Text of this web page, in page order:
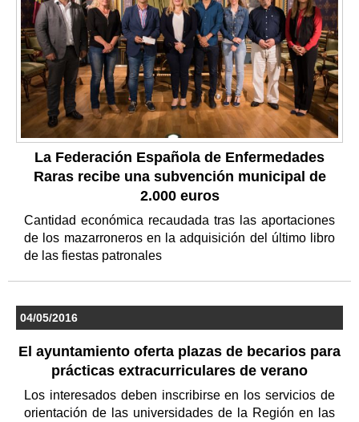
La Federación Española de Enfermedades
Raras recibe una subvención municipal de
2.000 euros
Cantidad económica recaudada tras las aportaciones
de los mazarroneros en la adquisición del último libro
de las fiestas patronales
04/05/2016
El ayuntamiento oferta plazas de becarios para
prácticas extracurriculares de verano
Los interesados deben inscribirse en los servicios de
orientación de las universidades de la Región en las